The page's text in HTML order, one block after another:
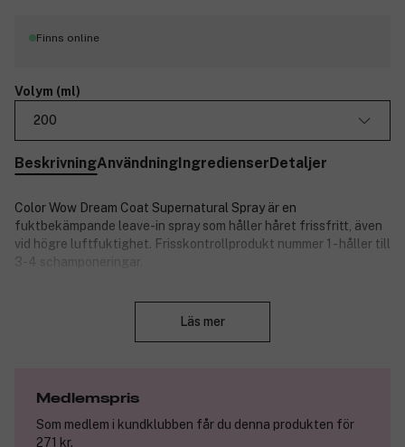
Finns online
Volym (ml)
200
BeskrivningAnvändningIngredienserDetaljer
Color Wow Dream Coat Supernatural Spray är en
fuktbekämpande leave-in spray som håller håret frissfritt, även
vid högre luftfuktighet. Frisskontrollprodukt nummer 1 - håller till
3-4 schamponeringar.
Fungerar som en mini-keratinbehandling.
Förvandlar alla hårtyper och ger ett glänsande,
Ingen konditionering, ej testad på djur, glutenfri och
Läs mer
Medlemspris
Som medlem i kundklubben får du denna produkten för
271 kr.